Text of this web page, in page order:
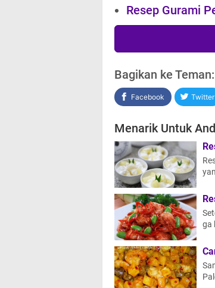
Resep Gurami
Bagikan ke Teman:
Facebook Twitter
Menarik Untuk
ga